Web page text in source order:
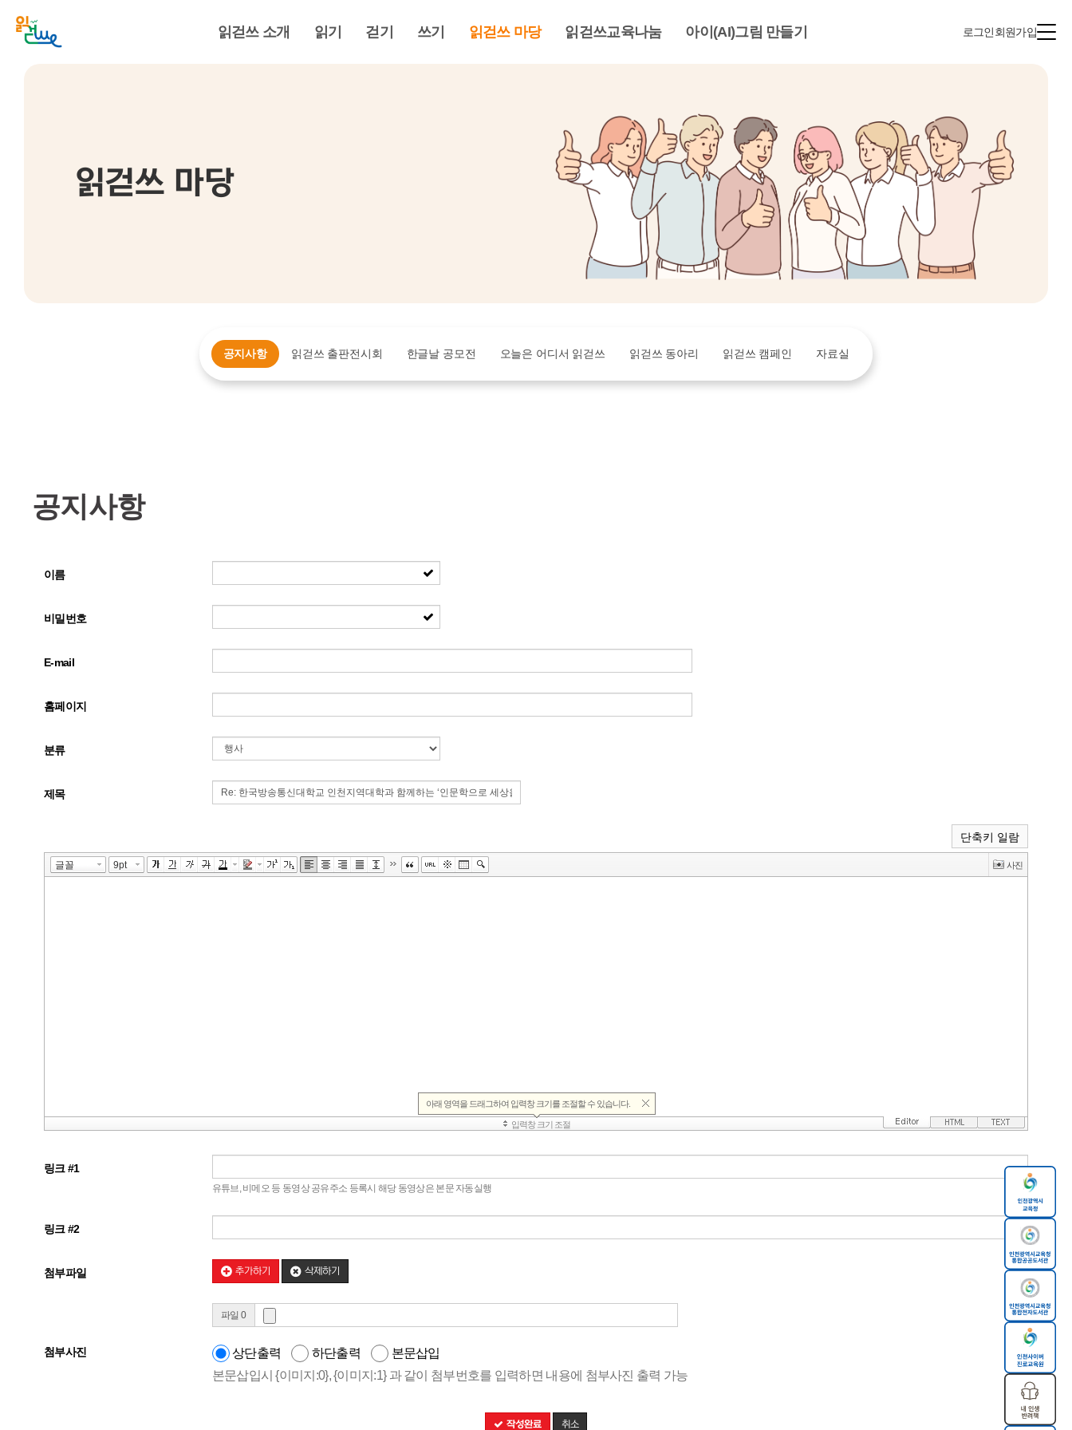
읽걷쓰 소개 읽기 걷기 쓰기 읽걷쓰 마당 읽걷쓰교육나눔 아이(AI)그림 만들기 로그인회원가입
읽걷쓰 마당
공지사항 읽걷쓰 출판전시회 한글날 공모전 오늘은 어디서 읽걷쓰 읽걷쓰 동아리 읽걷쓰 캠페인 자료실
공지사항
이름
비밀번호
E-mail
홈페이지
분류
제목
단축키 일람
링크 #1
유튜브, 비메오 등 동영상 공유주소 등록시 해당 동영상은 본문 자동실행
링크 #2
첨부파일 추가하기 삭제하기
파일 0
첨부사진 상단출력 하단출력
본문삽입
본문삽입시 {이미지:0}, {이미지:1} 과 같이 첨부번호를 입력하면 내용에 첨부사진 출력 가능
작성완료 취소